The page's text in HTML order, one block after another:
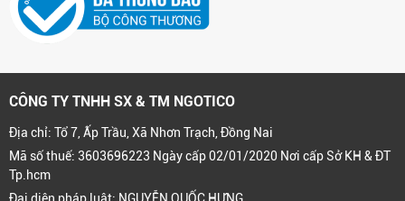
CÔNG TY TNHH SX & TM NGOTICO
Địa chỉ: Tổ 7, Ấp Trầu, Xã Nhơn Trạch, Đồng Nai
Mã số thuế: 3603696223 Ngày cấp 02/01/2020 Nơi cấp Sở KH & ĐT
Tp.hcm
Đại diện pháp luật: NGUYỄN QUỐC HƯNG